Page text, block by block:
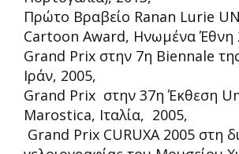
Πρώτο Βραβείο Ranan Lurie
Cartoon Award, Ηνωμένα Έθνη
Grand Prix στην 7η Biennale
Ιράν, 2005,
Grand Prix στην 37η Έκθεση
Marostica, Ιταλία, 2005,
Grand Prix CURUXA 2005 στη